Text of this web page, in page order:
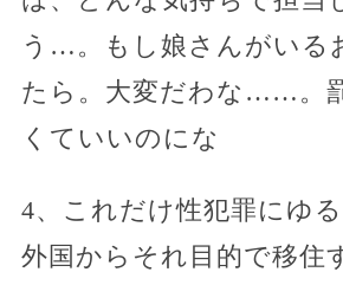
う…。もし娘さんがいる
たら。大変だわな……。
くていいのにな
4、これだけ性犯罪にゆる
外国からそれ目的で移住